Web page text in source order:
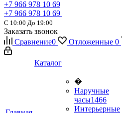
+7 966 978 10 69
+7 966 978 10 69
С 10:00 До 19:00
Заказать звонок
Сравнение0 Отложенные 0
Каталог
�
Наручные
часы1466
Интерьерные